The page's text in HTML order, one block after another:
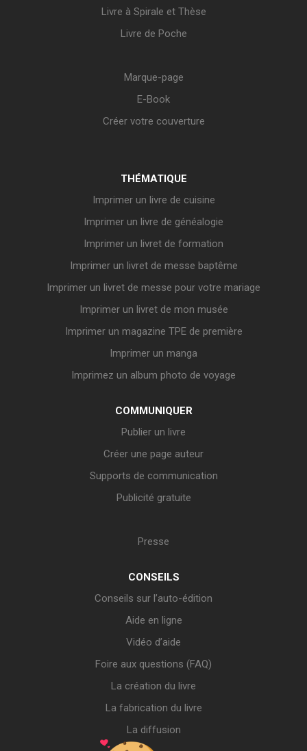
Livre à Spirale et Thèse
Livre de Poche
Marque-page
E-Book
Créer votre couverture
THÉMATIQUE
Imprimer un livre de cuisine
Imprimer un livre de généalogie
Imprimer un livret de formation
Imprimer un livret de messe baptême
Imprimer un livret de messe pour votre mariage
Imprimer un livret de mon musée
Imprimer un magazine TPE de première
Imprimer un manga
Imprimez un album photo de voyage
COMMUNIQUER
Publier un livre
Créer une page auteur
Supports de communication
Publicité gratuite
Presse
CONSEILS
Conseils sur l’auto-édition
Aide en ligne
Vidéo d’aide
Foire aux questions (FAQ)
La création du livre
La fabrication du livre
La diffusion